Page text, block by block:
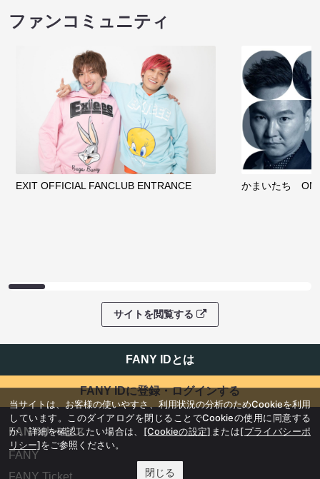
ファンコミュニティ
EXIT OFFICIAL FANCLUB ENTRANCE かまいたち
サイトを閲覧する
FANY IDとは
FANY IDに登録・ログインする
FANYサービス
FANY
FANY Ticket
当サイトは、お客様の使いやすさ、利用状況の分析のためCookieを利用
しています。このダイアログを閉じることでCookieの使用に同意する
か、詳細を確認したい場合は、 [Cookieの設定] または[プライバシーポ
リシー]をご参照ください。
閉じる